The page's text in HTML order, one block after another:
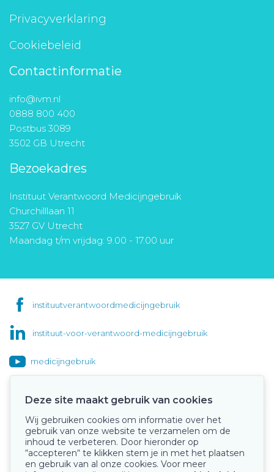
Privacyverklaring
Cookiebeleid
Contactinformatie
info@ivm.nl
0888 800 400
Postbus 3089
3502 GB Utrecht
Bezoekadres
Instituut Verantwoord Medicijngebruik
Churchilllaan 11
3527 GV Utrecht
Maandag t/m vrijdag: 9.00 - 17.00 uur
instituutverantwoordmedicijngebruik
instituut-voor-verantwoord-medicijngebruik
medicijngebruik
Onze keurmerken
Deze site maakt gebruik van cookies
Wij gebruiken cookies om informatie over het
gebruik van onze website te verzamelen om de
inhoud te verbeteren. Door hieronder op
“accepteren“ te klikken stem je in met het plaatsen
en gebruik van al onze cookies. Voor meer